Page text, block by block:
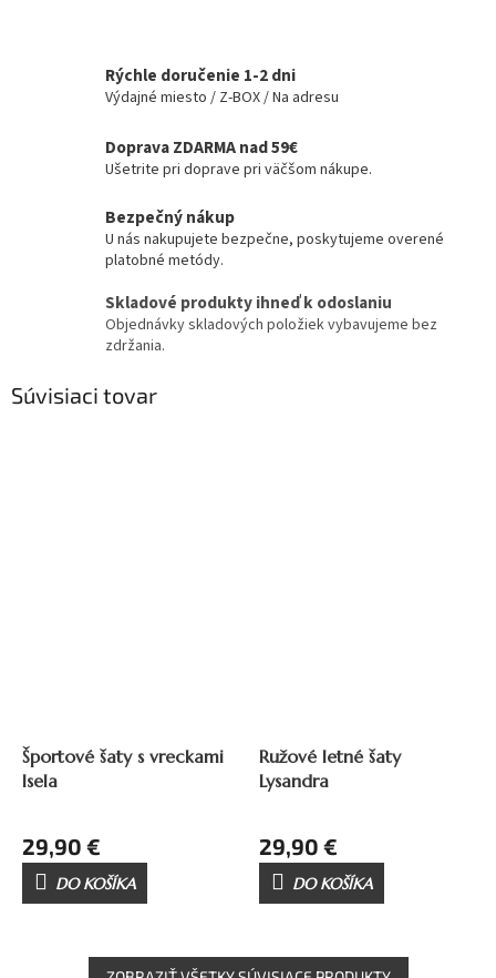
Rýchle doručenie 1-2 dni
Výdajné miesto / Z-BOX / Na adresu
Doprava ZDARMA nad 59€
Ušetrite pri doprave pri väčšom nákupe.
Bezpečný nákup
U nás nakupujete bezpečne, poskytujeme overené
platobné metódy.
Skladové produkty ihneď k odoslaniu
Objednávky skladových položiek vybavujeme bez
zdržania.
Súvisiaci tovar
Športové šaty s vreckami
Isela
29,90 €
DO KOŠÍKA
Ružové letné šaty
Lysandra
29,90 €
DO KOŠÍKA